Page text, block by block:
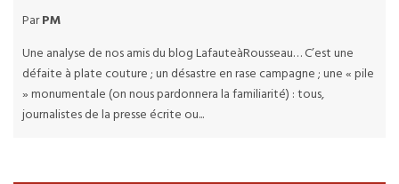
ParPM
Une analyse de nos amis du blog LafauteàRousseau… C’est une
défaite à plate couture ; un désastre en rase campagne ; une « pile
» monumentale (on nous pardonnera la familiarité) : tous,
journalistes de la presse écrite ou...